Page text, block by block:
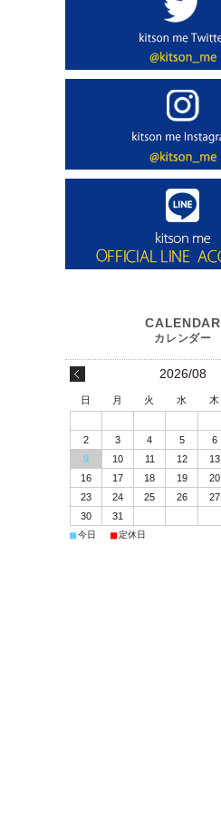
2026/08
日 月 火 水 木
2
3 4 5 6
9
10 11 12 13
16
17 18 19 20
23
24 25 26 27
30
31
■今日 ■定休日